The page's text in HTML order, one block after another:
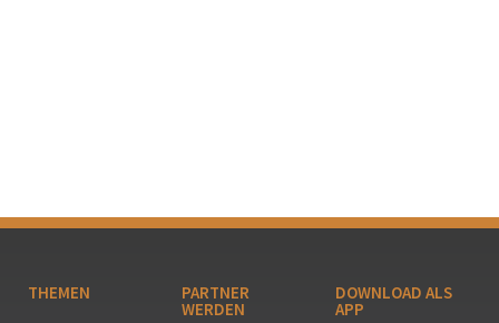
THEMEN PARTNER
WERDEN
DOWNLOAD ALS
APP